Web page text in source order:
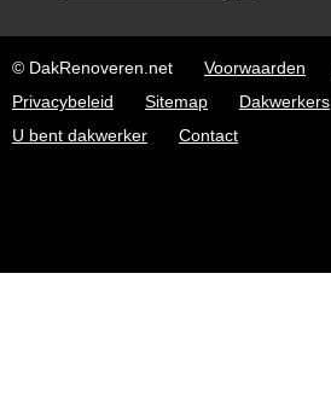
© DakRenoveren.net Voorwaarden
Privacybeleid
Sitemap Dakwerkers
U bent dakwerker
Contact